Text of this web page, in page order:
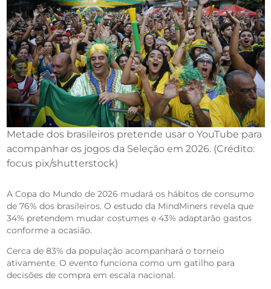
Metade dos brasileiros pretende usar o YouTube para
acompanhar os jogos da Seleção em 2026. (Crédito:
focus pix/shutterstock)
A Copa do Mundo de 2026 mudará os hábitos de consumo
de 76% dos brasileiros. O estudo da MindMiners revela que
34% pretendem mudar costumes e 43% adaptarão gastos
conforme a ocasião.
Cerca de 83% da população acompanhará o torneio
ativamente. O evento funciona como um gatilho para
decisões de compra em escala nacional.